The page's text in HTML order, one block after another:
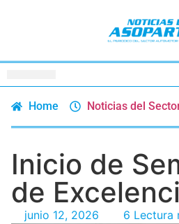
Home Noticias del
Inicio de
de
junio 12, 2026 6 Lectura